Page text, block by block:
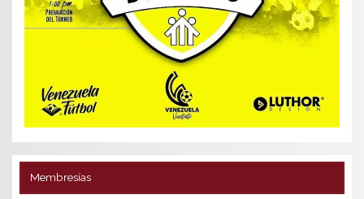
Membresías